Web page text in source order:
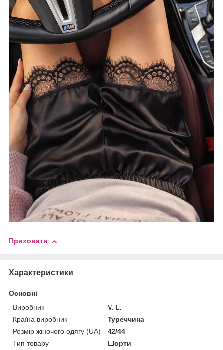
Приховати
Характеристики
Основні
Виробник
V. L.
Країна виробник
Туреччина
Розмір жіночого одягу (UA)
42/44
Тип товару
Шорти